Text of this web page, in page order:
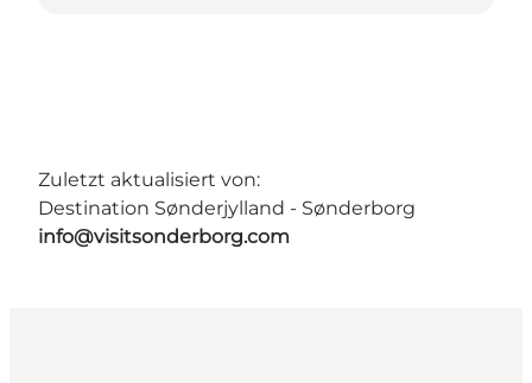
Zuletzt aktualisiert von:
Destination Sønderjylland - Sønderborg
info@visitsonderborg.com